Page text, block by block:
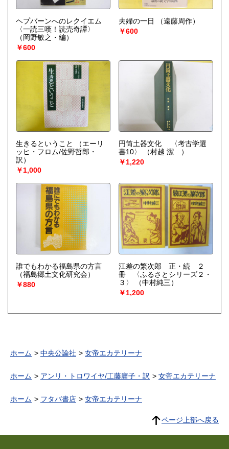
ヘプバーンへのレクイエム
〈一読三嘆！読売奇譚〉
（岡野敏之・編）
￥600
夫婦の一日
（遠藤周作）
￥600
生きるということ
（エーリ
ッヒ・フロム/佐野哲郎・
訳）
￥1,000
円筒土器文化 〈考古学選
書10〉
（村越 潔 ）
￥1,220
誰でもわかる福島県の方言
（福島郷土文化研究会）
￥880
江差の繁次郎 正・続 ２
冊 〈ふるさとシリーズ２・
３〉
（中村純三）
￥1,200
ホーム 中央公論社 女帝エカテリーナ
ホーム アンリ・トロワイヤ/工藤庸子・訳 女帝エカテリーナ
ホーム フタバ書店 女帝エカテリーナ
ページ上部へ戻る